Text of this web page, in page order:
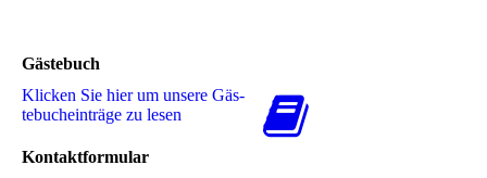
Gästebuch
Klicken Sie hier um unsere Gäs­
te­buch­ein­trä­ge zu lesen
Kontaktformular